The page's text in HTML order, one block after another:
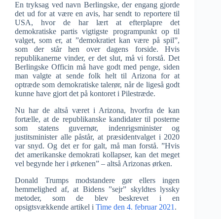
En tryksag ved navn Berlingske, der engang gjorde
det ud for at være en avis, har sendt to reportere til
USA, hvor de har lært at efterplapre det
demokratiske partis vigtigste programpunkt op til
valget, som er, at ”demokratiet kan være på spil”,
som der står hen over dagens forside. Hvis
republikanerne vinder, er det slut, må vi forstå. Det
Berlingske Officin må have godt med penge, siden
man valgte at sende folk helt til Arizona for at
optræde som demokratiske talerør, når de ligeså godt
kunne have gjort det på kontoret i Pilestræde.
Nu har de altså været i Arizona, hvorfra de kan
fortælle, at de republikanske kandidater til posterne
som statens guvernør, indenrigsminister og
justitsminister alle påstår, at præsidentvalget i 2020
var snyd. Og det er for galt, må man forstå. ”Hvis
det amerikanske demokrati kollapser, kan det meget
vel begynde her i ørkenen” – altså Arizonas ørken.
Donald Trumps modstandere gør ellers ingen
hemmelighed af, at Bidens ”sejr” skyldtes lyssky
metoder, som de blev beskrevet i en
opsigtsvækkende artikel i Time den 4. februar 2021 .